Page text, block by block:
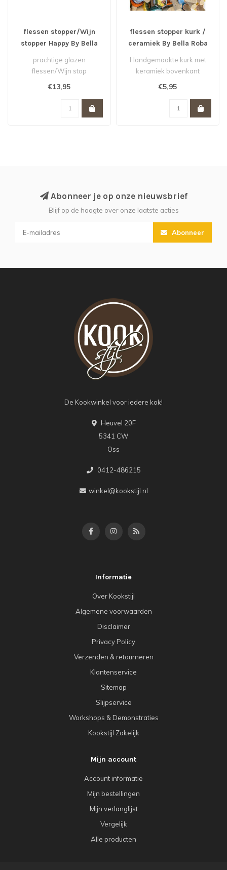
flessen stopper/Wijn
stopper Happy By Bella
prachtige glazen
flessen/Wijn stop
€13,95
flessen stopper kurk /
ceramiek By Bella Roba
Handgemaakte kurk met
keramiek bovenkant
€5,95
Abonneer je op onze nieuwsbrief
Blijf op de hoogte over onze laatste acties
Abonneer
De Kookwinkel voor iedere kok!
Heuvel 20F
5341 CW
Oss
0412-486215
winkel@kookstijl.nl
Informatie
Over Kookstijl
Algemene voorwaarden
Disclaimer
Privacy Policy
Verzenden & retourneren
Klantenservice
Sitemap
Slijpservice
Workshops & Demonstraties
Kookstijl Zakelijk
Mijn account
Account informatie
Mijn bestellingen
Mijn verlanglijst
Vergelijk
Alle producten